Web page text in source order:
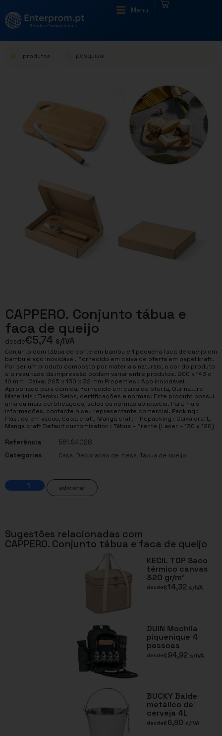
Menu
produtos
CAPPERO. Conjunto tábua e
faca de queijo
desde€5,74 s/IVA
Conjunto com tábua de corte em bambu e 1 pequena faca de queijo em
bambu e aço inoxidável. Fornecido em caixa de oferta em papel kraft.
Por ser um produto composto por materiais naturais, a cor do produto
e o resultado da impressão podem variar entre produtos. 200 x 143 x
10 mm | Caixa: 205 x 150 x 32 mm Properties : Aço inoxidável,
Apropriado para comida, Fornecido em caixa de oferta, Our nature
Materials : Bambu Selos, certificações e normas: Este produto possui
uma ou mais certificações, selos ou normas aplicáveis. Para mais
informações, contacte o seu representante comercial. Packing :
Plástico em vácuo, Caixa craft, Manga craft – Repacking : Caixa craft,
Manga craft Default customisation : Tábua – Frente (Laser – 130 x 120)
Referência
561.94028
Categorias
Casa, Decoracao de mesa,Tábua de queijo
adicionar
Sugestões relacionadas com
CAPPERO. Conjunto tábua e faca de queijo
KECIL TOP Saco
térmico canvas
320 gr/m²
desde€14,32 s/IVA
DUIN Mochila
piquenique 4
pessoas
desde€94,92 s/IVA
BUCKY Balde
metálico de
cerveja 4L
desde€6,90 s/IVA